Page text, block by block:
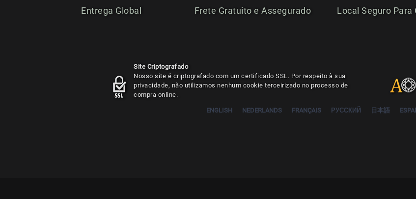
Entrega Global Frete Gratuito e Assegurado Local Seguro Para
Site Criptografado
Nosso site é criptografado com um certificado SSL. Por respeito à sua
privacidade, não utilizamos nenhum cookie terceirizado no processo de
compra online.
ENGLISH NEDERLANDS FRANÇAIS РУССКИЙ 日本語